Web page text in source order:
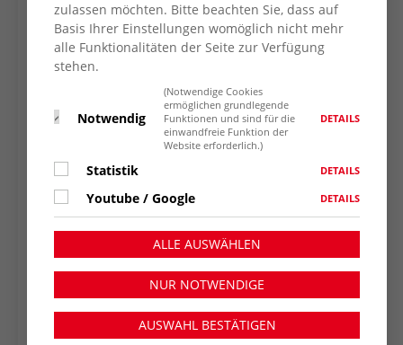
zulassen möchten. Bitte beachten Sie, dass auf
Basis Ihrer Einstellungen womöglich nicht mehr
alle Funktionalitäten der Seite zur Verfügung
stehen.
Notwendig
(Notwendige Cookies
ermöglichen grundlegende
Funktionen und sind für die
einwandfreie Funktion der
Website erforderlich.)
DETAILS
Statistik DETAILS
Youtube / Google DETAILS
ALLE AUSWÄHLEN
NUR NOTWENDIGE
AUSWAHL BESTÄTIGEN